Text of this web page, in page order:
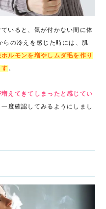
いると、気が付かない間に体
らの冷えを感じた時には、肌
ホルモンを増やしムダ毛を作り
。
えてきてしまったと感じてい
度確認してみるようにしまし